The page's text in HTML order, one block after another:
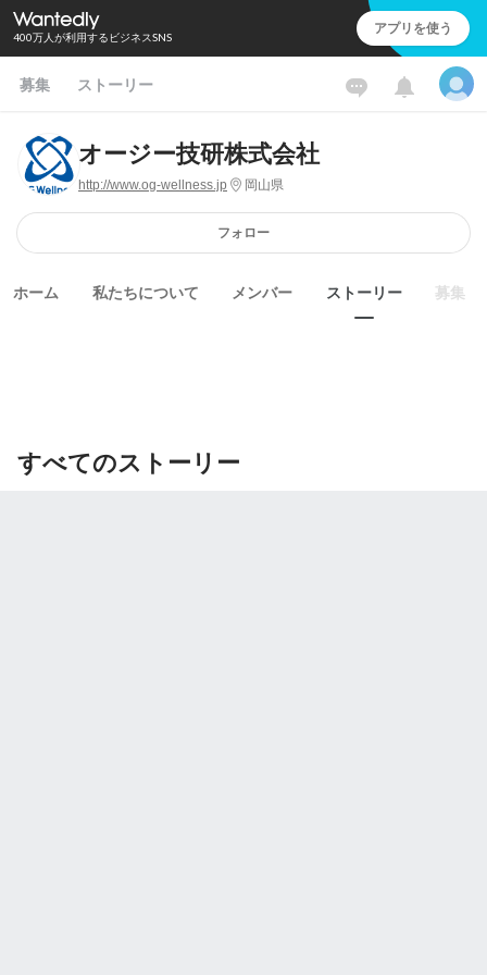
400万人が利用するビジネスSNS アプリを使う
募集 ストーリー
オージー技研株式会社
http://www.og-wellness.jp 岡山県
フォロー
ホーム 私たちについて メンバー ストーリー 募集
すべてのストーリー